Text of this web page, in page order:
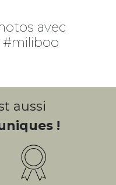
avec
#miliboo
aussi
!